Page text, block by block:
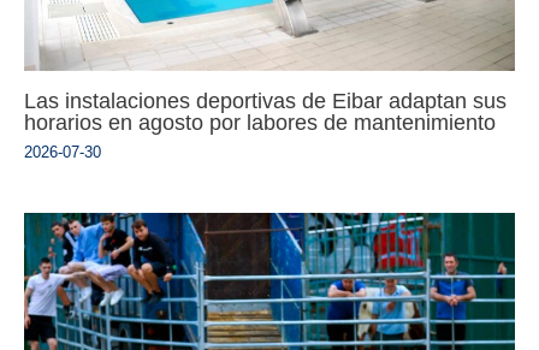
Las instalaciones deportivas de Eibar adaptan sus
horarios en agosto por labores de mantenimiento
2026-07-30